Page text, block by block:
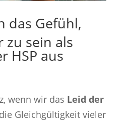
das Gefühl,
zu sein als
HSP aus
wenn wir das Leid der
Gleichgültigkeit vieler